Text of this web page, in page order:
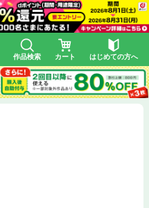
作品検索 カート はじめての方へ